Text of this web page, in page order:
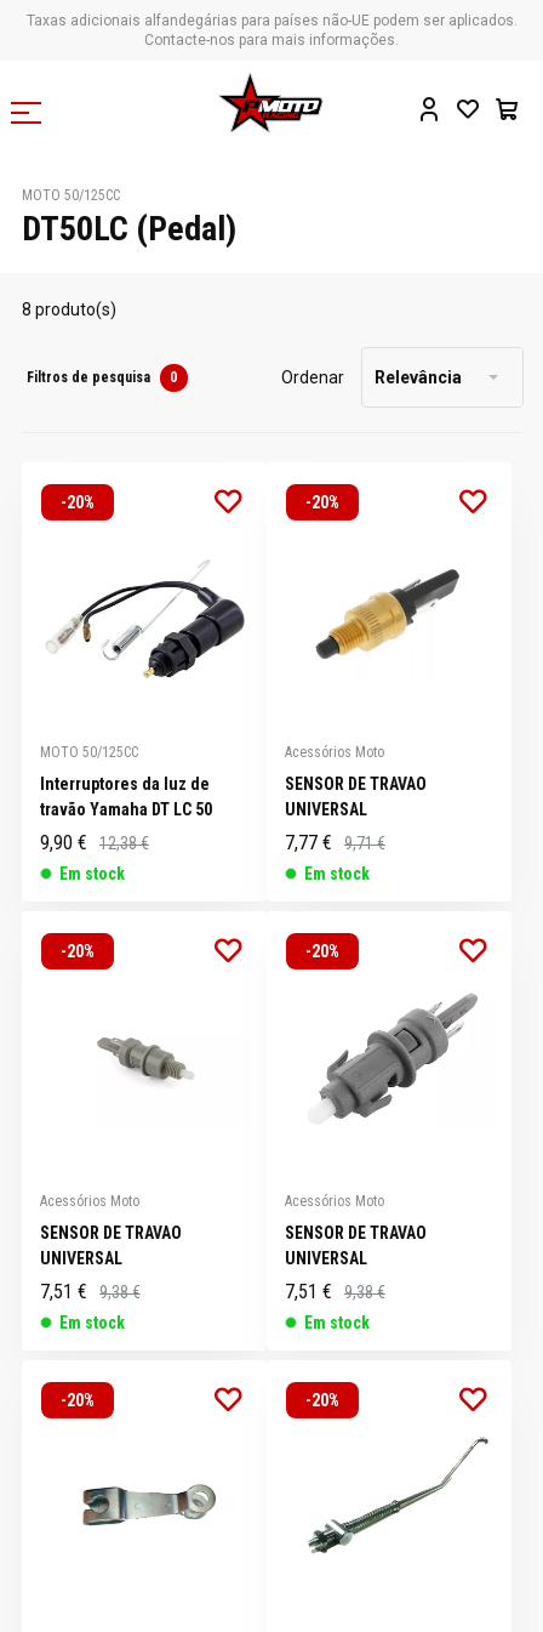
Taxas adicionais alfandegárias para países não-UE podem ser aplicados.
Contacte-nos para mais informações.
MOTO 50/125CC
DT50LC (Pedal)
8 produto(s)
Filtros de pesquisa 0 Ordenar Relevância
-20%
MOTO 50/125CC
Interruptores da luz de
travão Yamaha DT LC 50
9,90 €
12,38 €
Em stock
-20%
Acessórios Moto
SENSOR DE TRAVAO
UNIVERSAL
7,77 €
9,71 €
Em stock
-20%
Acessórios Moto
SENSOR DE TRAVAO
UNIVERSAL
7,51 €
9,38 €
Em stock
-20%
Acessórios Moto
SENSOR DE TRAVAO
UNIVERSAL
7,51 €
9,38 €
Em stock
-20% -20%